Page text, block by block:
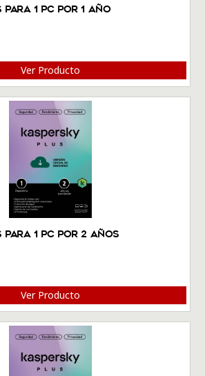
1 PC por 1 Año
Ver Producto
1 PC por 2 Años
Ver Producto